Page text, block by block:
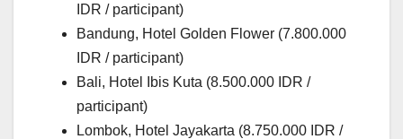
IDR / participant)
Bandung, Hotel Golden Flower (7.800.000
IDR / participant)
Bali, Hotel Ibis Kuta (8.500.000 IDR /
participant)
Lombok, Hotel Jayakarta (8.750.000 IDR /